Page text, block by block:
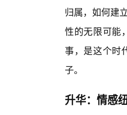
归属，如何建
性的无限可能
事，是这个时
子。
升华：情感